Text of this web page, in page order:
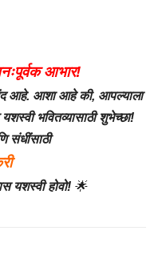
आभार!
आहे. आशा आहे की, आपल्याला
भवितव्यासाठी शुभेच्छा!
संधींसाठी
यशस्वी होवो! 🌟